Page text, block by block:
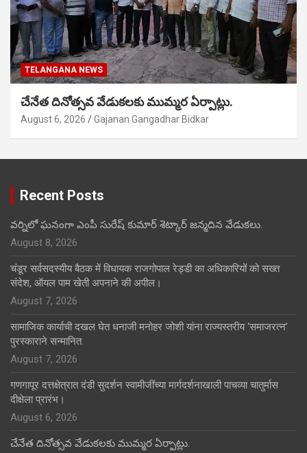
TELANGANA NEWS
చేనేత దినోత్సవ వేడుకలకు ముమ్మర ఏర్పాట్లు.
August 6, 2026 Gajanan Gangadhar Bidkar
Recent Posts
వర్నిలో ఘనంగా ఎంపీ సురేష్ కుమార్ శెట్కార్ జన్మదిన వేడుకలు.
August 8, 2026
चंडूर सर्वसदस्यीय बैठक में विधायक राजगोपाल रेड्डी का अधिकारियों को सख्त
संदेश, ऑयल पाम खेती अपनाने की अपील।
August 7, 2026
सामाजिक कार्याची दखल घेत धनाजी मनोहर जोशी यांना राज्यस्तरीय ‘समाजरत्न’
पुरस्काराने सन्मानित.
August 7, 2026
गणगापूर दत्तक्षेत्रात दंडी सुदर्शन स्वामीजींच्या मार्गदर्शनाखाली पाचव्या चातुर्मास
दीक्षेला प्रारंभ।
August 6, 2026
చేనేత దినోత్సవ వేడుకలకు ముమ్మర ఏర్పాట్లు.